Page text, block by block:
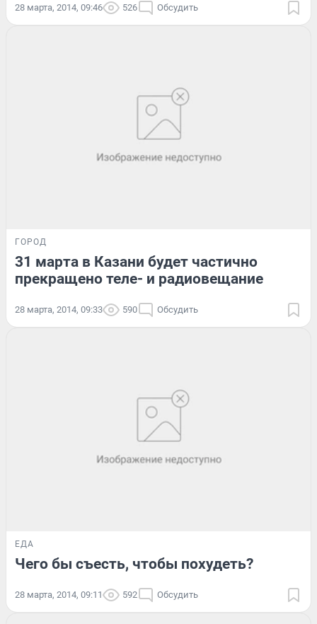
28 марта, 2014, 09:46 526 Обсудить
ГОРОД
31 марта в Казани будет частично
прекращено теле- и радиовещание
28 марта, 2014, 09:33 590 Обсудить
ЕДА
Чего бы съесть, чтобы похудеть?
28 марта, 2014, 09:11 592 Обсудить